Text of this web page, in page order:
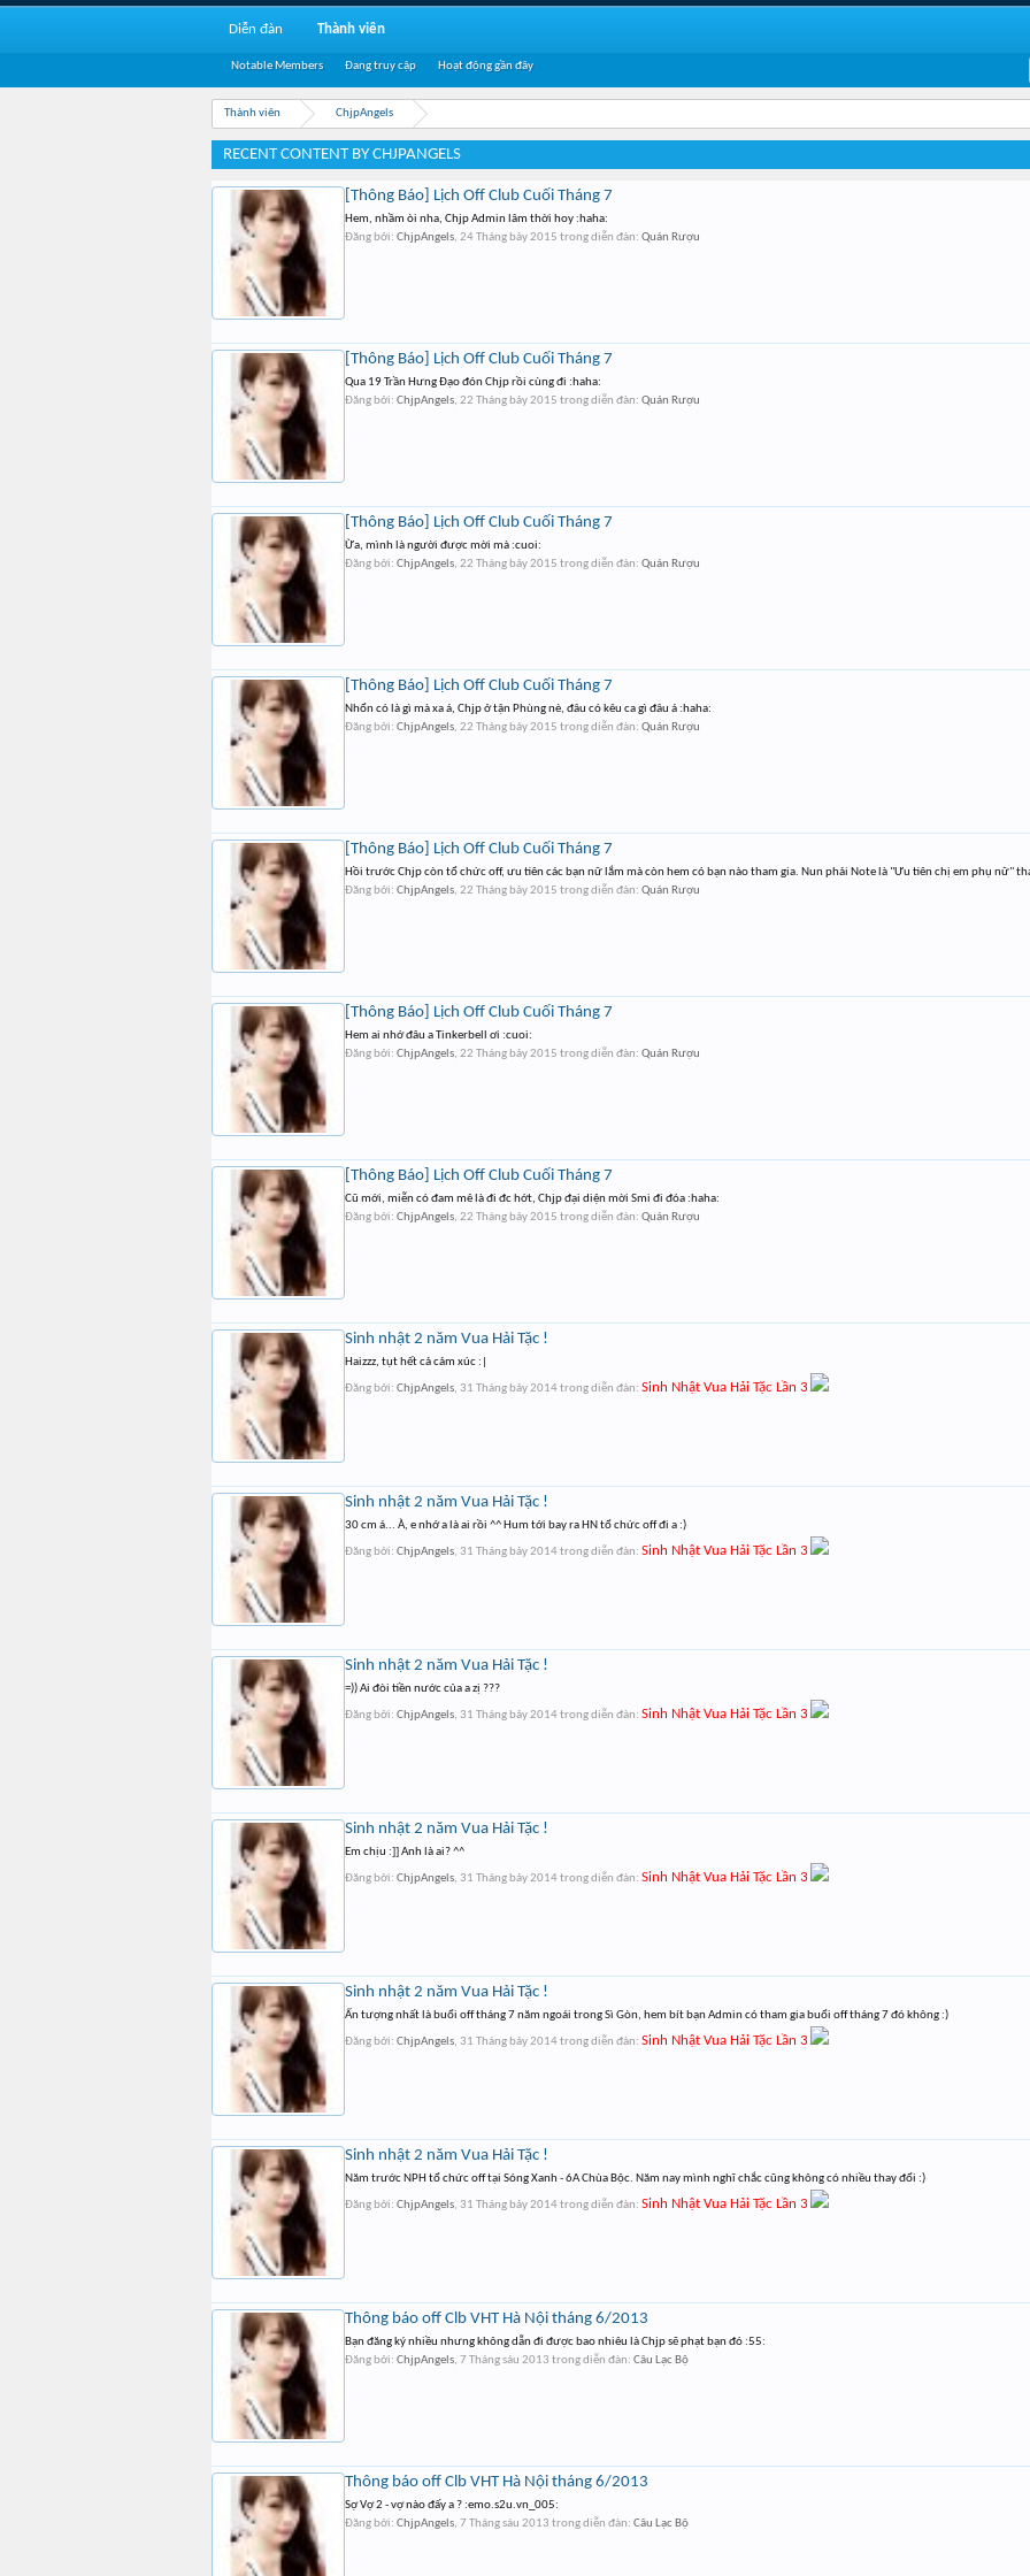
Thành viên ChjpAngels
RECENT CONTENT BY CHJPANGELS
[Thông Báo] Lịch Off Club Cuối Tháng 7
Hem, nhầm òi nha, Chjp Admin lâm thời hoy :haha:
Đăng bởi: ChjpAngels, 24 Tháng bảy 2015 trong diễn đàn: Quán Rượu
[Thông Báo] Lịch Off Club Cuối Tháng 7
Qua 19 Trần Hưng Đạo đón Chjp rồi cùng đi :haha:
Đăng bởi: ChjpAngels, 22 Tháng bảy 2015 trong diễn đàn: Quán Rượu
[Thông Báo] Lịch Off Club Cuối Tháng 7
Ừa, mình là người được mời mà :cuoi:
Đăng bởi: ChjpAngels, 22 Tháng bảy 2015 trong diễn đàn: Quán Rượu
[Thông Báo] Lịch Off Club Cuối Tháng 7
Nhổn có là gì mà xa á, Chjp ở tận Phùng nè, đâu có kêu ca gì đâu á :haha:
Đăng bởi: ChjpAngels, 22 Tháng bảy 2015 trong diễn đàn: Quán Rượu
[Thông Báo] Lịch Off Club Cuối Tháng 7
Hồi trước Chjp còn tổ chức off, ưu tiên các bạn nữ lắm mà còn hem có bạn nào tham gia. Nun phải Note là "Ưu tiên chị em phụ nữ"
Đăng bởi: ChjpAngels, 22 Tháng bảy 2015 trong diễn đàn: Quán Rượu
[Thông Báo] Lịch Off Club Cuối Tháng 7
Hem ai nhớ đâu a Tinkerbell ơi :cuoi:
Đăng bởi: ChjpAngels, 22 Tháng bảy 2015 trong diễn đàn: Quán Rượu
[Thông Báo] Lịch Off Club Cuối Tháng 7
Cũ mới, miễn có đam mê là đi đc hớt, Chjp đại diện mời Smi đi đóa :haha:
Đăng bởi: ChjpAngels, 22 Tháng bảy 2015 trong diễn đàn: Quán Rượu
Sinh nhật 2 năm Vua Hải Tặc !
Haizzz, tụt hết cả cảm xúc :|
Đăng bởi: ChjpAngels, 31 Tháng bảy 2014trong diễn đàn: Sinh Nhật Vua Hải Tặc Lần 3
Sinh nhật 2 năm Vua Hải Tặc !
30 cm á... À, e nhớ a là ai rồi ^^ Hum tới bay ra HN tổ chức off đi a :)
Đăng bởi: ChjpAngels, 31 Tháng bảy 2014trong diễn đàn: Sinh Nhật Vua Hải Tặc Lần 3
Sinh nhật 2 năm Vua Hải Tặc !
=)) Ai đòi tiền nước của a zị ???
Đăng bởi: ChjpAngels, 31 Tháng bảy 2014trong diễn đàn: Sinh Nhật Vua Hải Tặc Lần 3
Sinh nhật 2 năm Vua Hải Tặc !
Em chịu :]] Anh là ai? ^^
Đăng bởi: ChjpAngels, 31 Tháng bảy 2014trong diễn đàn: Sinh Nhật Vua Hải Tặc Lần 3
Sinh nhật 2 năm Vua Hải Tặc !
Ấn tượng nhất là buổi off tháng 7 năm ngoái trong Sì Gòn, hem bít bạn Admin có tham gia buổi off tháng 7 đó không :)
Đăng bởi: ChjpAngels, 31 Tháng bảy 2014trong diễn đàn: Sinh Nhật Vua Hải Tặc Lần 3
Sinh nhật 2 năm Vua Hải Tặc !
Năm trước NPH tổ chức off tại Sóng Xanh - 6A Chùa Bộc. Năm nay mình nghĩ chắc cũng không có nhiều thay đổi :)
Đăng bởi: ChjpAngels, 31 Tháng bảy 2014trong diễn đàn: Sinh Nhật Vua Hải Tặc Lần 3
Thông báo off Clb VHT Hà Nội tháng 6/2013
Bạn đăng ký nhiều nhưng không dẫn đi được bao nhiêu là Chjp sẽ phạt bạn đó :55:
Đăng bởi: ChjpAngels, 7 Tháng sáu 2013 trong diễn đàn: Câu Lạc Bộ
Thông báo off Clb VHT Hà Nội tháng 6/2013
Sợ Vợ 2 - vợ nào đấy a ? :emo.s2u.vn_005:
Đăng bởi: ChjpAngels, 7 Tháng sáu 2013 trong diễn đàn: Câu Lạc Bộ
Diễn đàn Thành viên
Notable Members Đang truy cập Hoạt động gần đây